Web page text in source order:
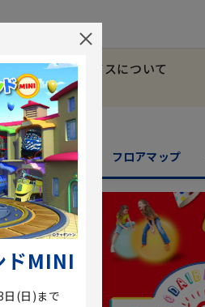
・駐車場サービスについて
間について
グルメガイド フロアマップ
ドMINI
(日)まで